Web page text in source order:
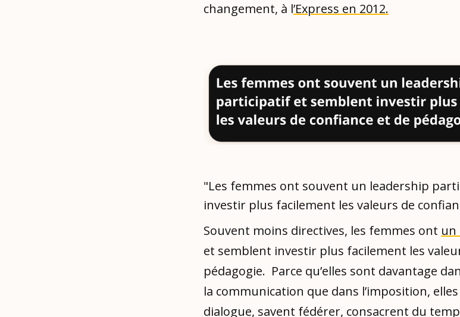
changement, à l’Express en 2012.
"Les femmes ont souvent un leadership
investir plus facilement les valeurs de
Souvent moins directives, les femmes ont un
et semblent investir plus facilement les
pédagogie. Parce qu’elles sont davantage
la communication que dans l’imposition,
dialogue, savent fédérer, consacrent du